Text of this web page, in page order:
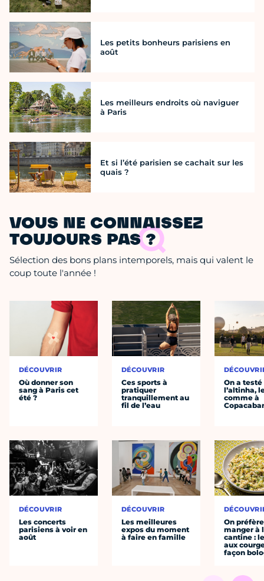
Les petits bonheurs parisiens en
août
Les meilleurs endroits où naviguer
à Paris
Et si l’été parisien se cachait sur les
quais ?
VOUS NE CONNAISSEZ
TOUJOURS PAS ?
Sélection des bons plans intemporels, mais qui valent le
coup toute l'année !
DÉCOUVRIR
Où donner son
sang à Paris cet
été ?
DÉCOUVRIR
Les concerts
parisiens à voir en
août
DÉCOUVRIR
Ces sports à
pratiquer
tranquillement au
fil de l’eau
DÉCOUVRIR
Les meilleures
expos du moment
à faire en famille
On a testé
l’altinha,
comme à
On préfère
manger à
cantine :
aux
façon